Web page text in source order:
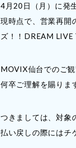
4月20日（月）に発
現時点で、営業再開
ズ！！DREAM LIVE
MOVIX仙台でのご
何卒ご理解を賜りま
つきましては、対象
払い戻しの際にはチ